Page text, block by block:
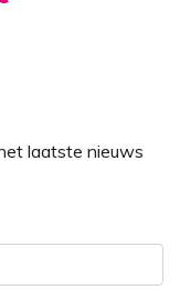
laatste nieuws